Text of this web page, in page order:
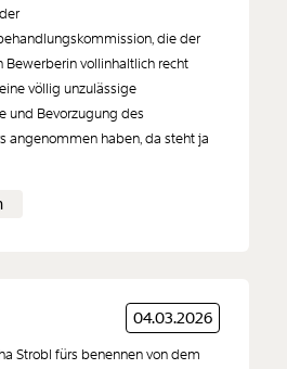
die der
Bewerberin vollinhaltlich recht
völlig unzulässige
und Bevorzugung des
angenommen haben, da steht ja
04.03.2026
Strobl fürs benennen von dem